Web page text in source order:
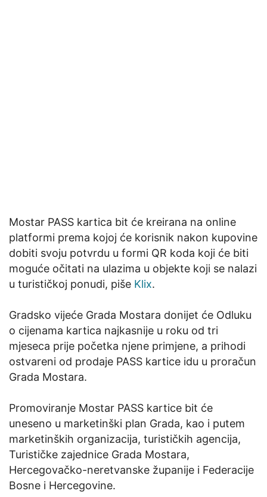
Mostar PASS kartica bit će kreirana na online
platformi prema kojoj će korisnik nakon kupovine
dobiti svoju potvrdu u formi QR koda koji će biti
moguće očitati na ulazima u objekte koji se nalazi
u turističkoj ponudi, piše Klix.
Gradsko vijeće Grada Mostara donijet će Odluku
o cijenama kartica najkasnije u roku od tri
mjeseca prije početka njene primjene, a prihodi
ostvareni od prodaje PASS kartice idu u proračun
Grada Mostara.
Promoviranje Mostar PASS kartice bit će
uneseno u marketinški plan Grada, kao i putem
marketinških organizacija, turističkih agencija,
Turističke zajednice Grada Mostara,
Hercegovačko-neretvanske županije i Federacije
Bosne i Hercegovine.